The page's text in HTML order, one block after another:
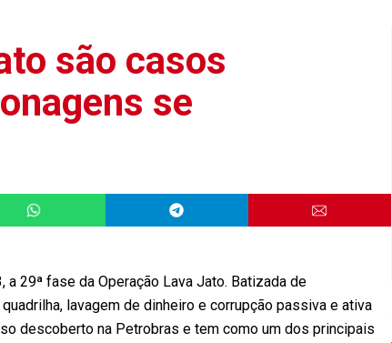
são casos
se
29ª fase da Operação Lava Jato. Batizada de
lavagem de dinheiro e corrupção passiva e ativa
descoberto na Petrobras e tem como um dos principais